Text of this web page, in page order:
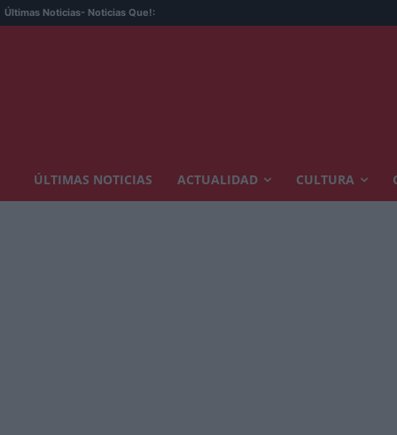
Últimas Noticias- Noticias Que!:
ÚLTIMAS NOTICIAS ACTUALIDAD CULTURA